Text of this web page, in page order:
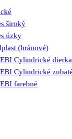
široký
úzky
(bránové)
Cylindrické
Cylindrické zubaté
farebné